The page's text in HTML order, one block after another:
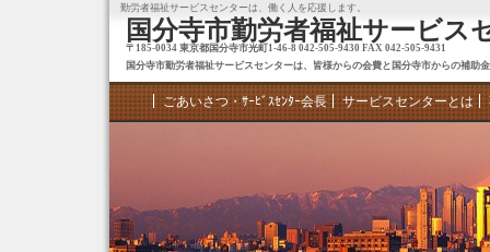
勤労者福祉サービスセンターは、働く人を応援します。
国分寺市勤労者福祉サービス
〒185-0034 東京都国分寺市光町1-46-8 042-505-9430 FAX 042-505-9431
国分寺市勤労者福祉サービスセンターは、皆様からの会費と国分寺市からの補助
ごあいさつ・ｻｰﾋﾞｽｾﾝﾀｰ会長 サービスセンターとは